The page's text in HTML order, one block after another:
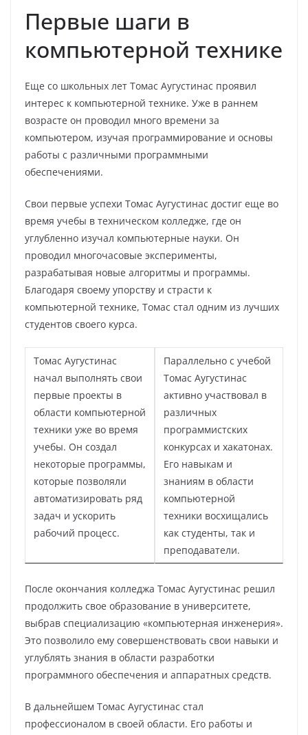
Первые шаги в
компьютерной технике
Еще со школьных лет Томас Аугустинас проявил
интерес к компьютерной технике. Уже в раннем
возрасте он проводил много времени за
компьютером, изучая программирование и основы
работы с различными программными
обеспечениями.
Свои первые успехи Томас Аугустинас достиг еще во
время учебы в техническом колледже, где он
углубленно изучал компьютерные науки. Он
проводил многочасовые эксперименты,
разрабатывая новые алгоритмы и программы.
Благодаря своему упорству и страсти к
компьютерной технике, Томас стал одним из лучших
студентов своего курса.
Томас Аугустинас
начал выполнять свои
первые проекты в
области компьютерной
техники уже во время
учебы. Он создал
некоторые программы,
которые позволяли
автоматизировать ряд
задач и ускорить
рабочий процесс.
Параллельно с учебой
Томас Аугустинас
активно участвовал в
различных
программистских
конкурсах и хакатонах.
Его навыкам и
знаниям в области
компьютерной
техники восхищались
как студенты, так и
преподаватели.
После окончания колледжа Томас Аугустинас решил
продолжить свое образование в университете,
выбрав специализацию «компьютерная инженерия».
Это позволило ему совершенствовать свои навыки и
углублять знания в области разработки
программного обеспечения и аппаратных средств.
В дальнейшем Томас Аугустинас стал
профессионалом в своей области. Его работы и